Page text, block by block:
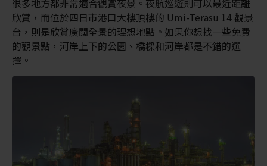
很多地方都非常適合觀賞夜景。夜航巡遊則可以最近距離
欣賞，而位於四日市港口大樓頂樓的 Umi-Terasu 14 觀景
台，則是欣賞廣闊全景的理想地點。如果你想找一些免費
的觀景點，河岸上下的公園、橋樑和河岸都是不錯的選
擇。